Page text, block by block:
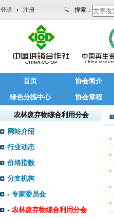
登录 注册 搜索：
首页 协会简介
绿色分拣中心 协会章程
农林废弃物综合利用分会
网站介绍
行业动态
价格指数
分支机构
- 专家委员会
- 农林废弃物综合利用分会